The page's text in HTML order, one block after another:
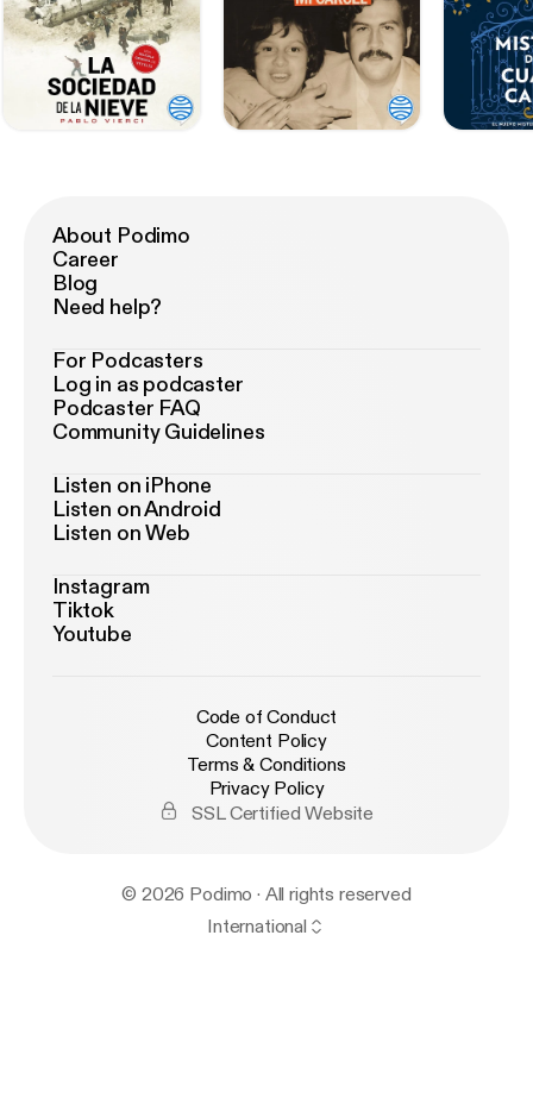
About Podimo
Career
Blog
Need help?
For Podcasters
Log in as podcaster
Podcaster FAQ
Community Guidelines
Listen on iPhone
Listen on Android
Listen on Web
Instagram
Tiktok
Youtube
Code of Conduct
Content Policy
Terms & Conditions
Privacy Policy
SSL Certified Website
© 2026 Podimo · All rights reserved
International